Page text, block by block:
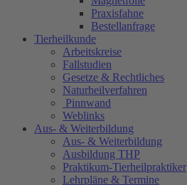
Praxisfahne
Bestellanfrage
Tierheilkunde
Arbeitskreise
Fallstudien
Gesetze & Rechtliches
Naturheilverfahren
Pinnwand
Weblinks
Aus- & Weiterbildung
Aus- & Weiterbildung
Ausbildung THP
Praktikum-Tierheilpraktiker
Lehrpläne & Termine